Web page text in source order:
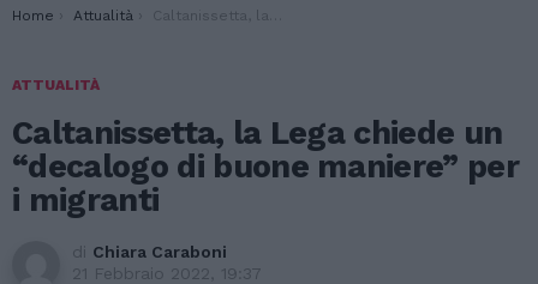
You are here:
Home Attualità Caltanissetta, la Lega chiede un “decalogo di buone maniere” per i migranti
ATTUALITÀ
Caltanissetta, la Lega chiede un
“decalogo di buone maniere” per
i migranti
di Chiara Caraboni
21 Febbraio 2022, 19:37